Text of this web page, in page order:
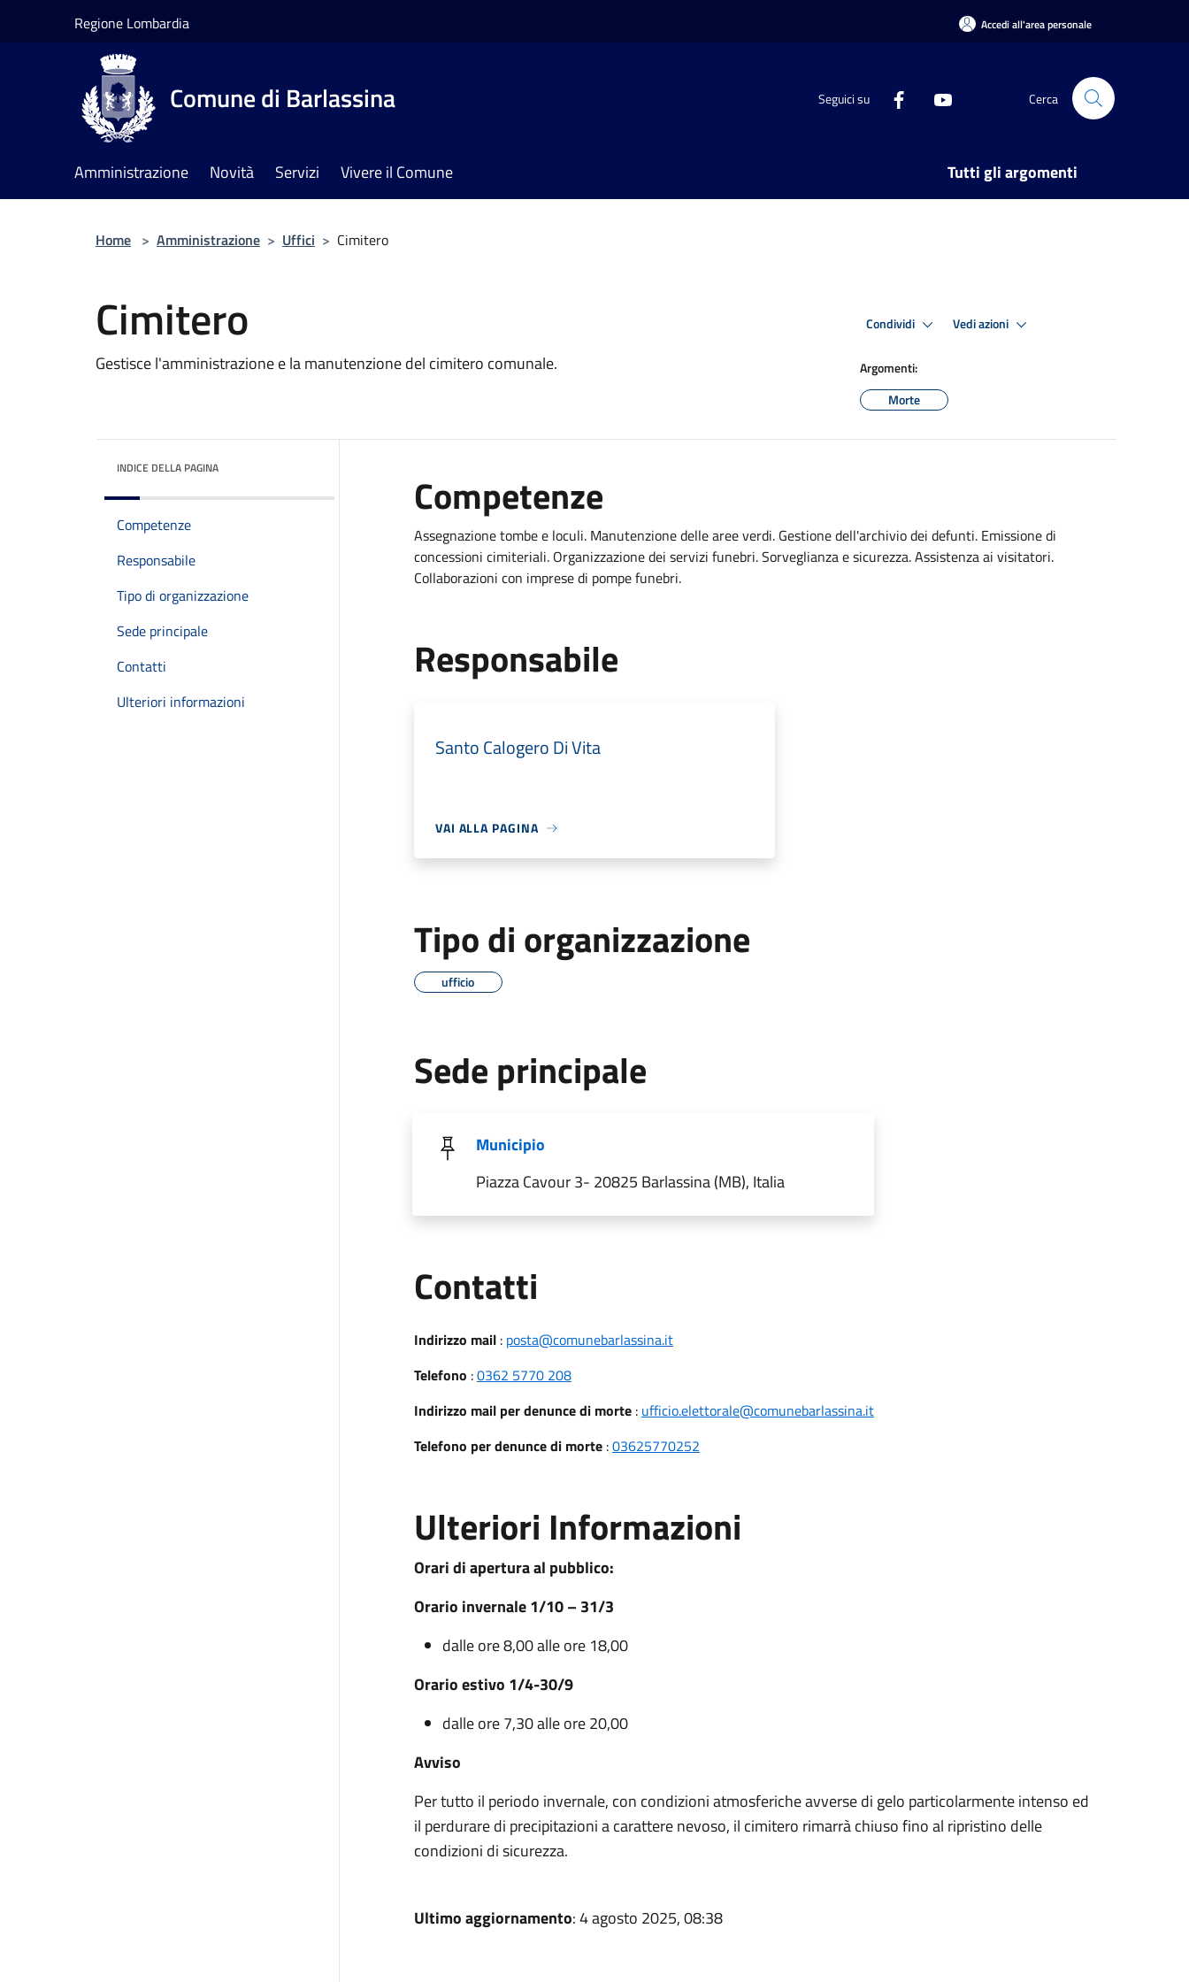
Regione Lombardia Accedi all'area personale
Comune di Barlassina Seguici su Cerca
Amministrazione Novità Servizi Vivere il Comune Tutti gli argomenti
Home > Amministrazione > Uffici > Cimitero
Cimitero
Gestisce l'amministrazione e la manutenzione del cimitero comunale.
Condividi Vedi azioni
Argomenti:
Morte
INDICE DELLA PAGINA
Competenze
Responsabile
Tipo di organizzazione
Sede principale
Contatti
Ulteriori informazioni
Competenze
Assegnazione tombe e loculi. Manutenzione delle aree verdi. Gestione dell'archivio dei defunti. Emissione di
concessioni cimiteriali. Organizzazione dei servizi funebri. Sorveglianza e sicurezza. Assistenza ai visitatori.
Collaborazioni con imprese di pompe funebri.
Responsabile
Santo Calogero Di Vita
VAI ALLA PAGINA
Tipo di organizzazione
ufficio
Sede principale
Municipio
Piazza Cavour 3- 20825 Barlassina (MB), Italia
Contatti
Indirizzo mail: posta@comunebarlassina.it
Telefono :0362 5770 208
Indirizzo mail per denunce di morte: ufficio.elettorale@comunebarlassina.it
Telefono per denunce di morte:03625770252
Ulteriori Informazioni
Orari di apertura al pubblico:
Orario invernale 1/10 – 31/3
dalle ore 8,00 alle ore 18,00
Orario estivo 1/4-30/9
dalle ore 7,30 alle ore 20,00
Avviso
Per tutto il periodo invernale, con condizioni atmosferiche avverse di gelo particolarmente intenso ed
il perdurare di precipitazioni a carattere nevoso, il cimitero rimarrà chiuso fino al ripristino delle
condizioni di sicurezza.
Ultimo aggiornamento: 4 agosto 2025, 08:38